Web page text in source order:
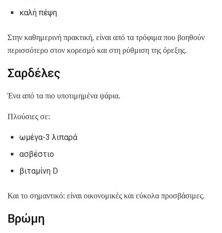
καλή πέψη
Στην καθημερινή πρακτική, είναι από τα τρόφιμα που βοηθούν
περισσότερο στον κορεσμό και στη ρύθμιση της όρεξης.
Σαρδέλες
Ένα από τα πιο υποτιμημένα ψάρια.
Πλούσιες σε:
ωμέγα-3 λιπαρά
ασβέστιο
βιταμίνη D
Και το σημαντικό: είναι οικονομικές και εύκολα προσβάσιμες.
Βρώμη